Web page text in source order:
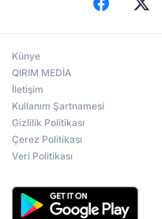
Künye
QIRIM MEDİA
İletişim
Kullanım Şartnamesi
Gizlilik Politikası
Çerez Politikası
Veri Politikası